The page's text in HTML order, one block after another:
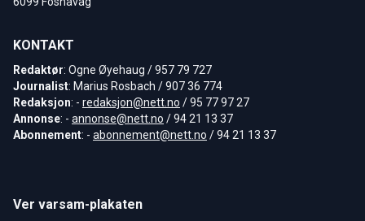
KONTAKT
Redaktør: Ogne Øyehaug / 957 79 727
Journalist: Marius Rosbach / 907 36 774
Redaksjon: - redaksjon@nett.no / 95 77 97 27
Annonse: - annonse@nett.no / 94 21 13 37
Abonnement: - abonnement@nett.no / 94 21 13 37
Ver varsam-plakaten